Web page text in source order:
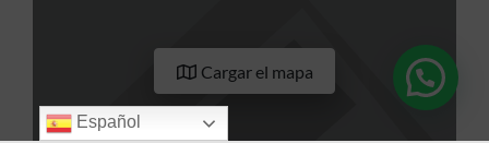
Cargar el mapa
Español